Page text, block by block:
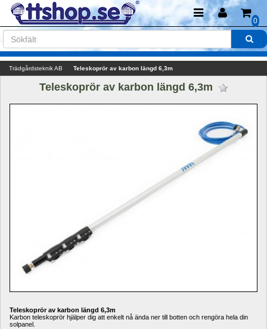
0
Trädgårdsteknik AB Teleskoprör av karbon längd 6,3m
Teleskoprör av karbon längd 6,3m
Teleskoprör av karbon längd 6,3m
Karbon teleskoprör hjälper dig att enkelt nå ända ner till botten och rengöra hela din
solpanel.